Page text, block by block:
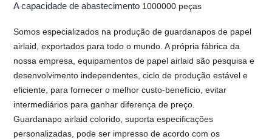
A capacidade de abastecimento 1000000 peças
Somos especializados na produção de guardanapos de papel
airlaid, exportados para todo o mundo. A própria fábrica da
nossa empresa, equipamentos de papel airlaid são pesquisa e
desenvolvimento independentes, ciclo de produção estável e
eficiente, para fornecer o melhor custo-benefício, evitar
intermediários para ganhar diferença de preço.
Guardanapo airlaid colorido, suporta especificações
personalizadas, pode ser impresso de acordo com os